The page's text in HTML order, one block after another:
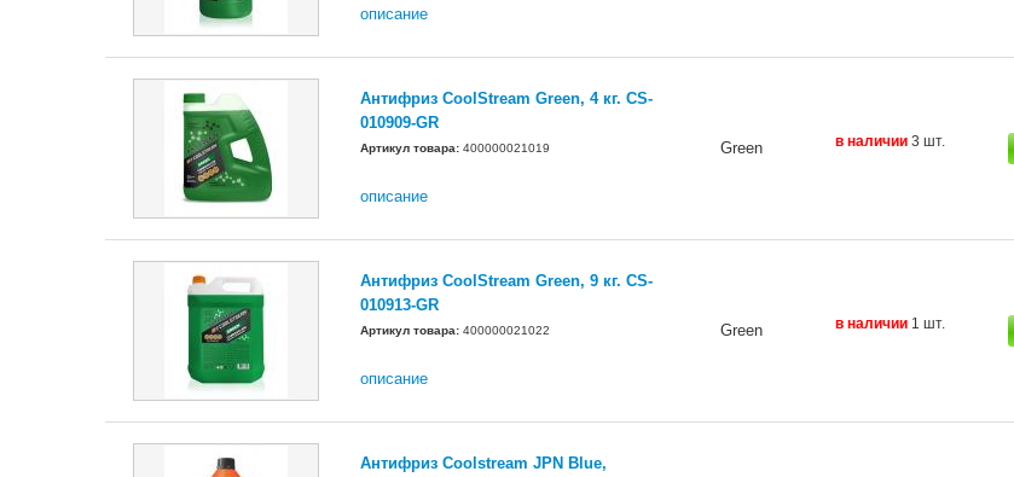
описание
Антифриз CoolStream Green, 4 кг. CS-
010909-GR
Артикул товара: 400000021019
описание
Green в наличии 3 шт.
Антифриз CoolStream Green, 9 кг. CS-
010913-GR
Артикул товара: 400000021022
описание
Green в наличии 1 шт.
Антифриз Coolstream JPN Blue,